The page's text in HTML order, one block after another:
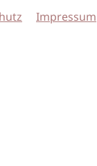
Impressum